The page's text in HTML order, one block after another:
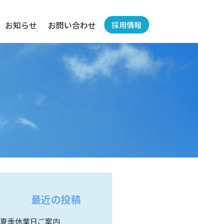
お知らせ お問い合わせ 採用情報
最近の投稿
夏季休業日ご案内